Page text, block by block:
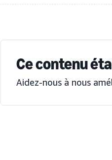
Ce contenu
Aidez-nous à nous